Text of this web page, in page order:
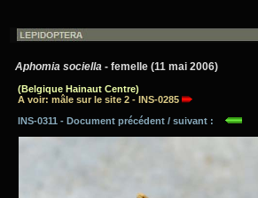
Aphomia sociella - femelle (11 mai 2006)
(Belgique Hainaut Centre)
A voir: mâle sur le site 2 - INS-0285
INS-0311 - Document précédent / suivant :